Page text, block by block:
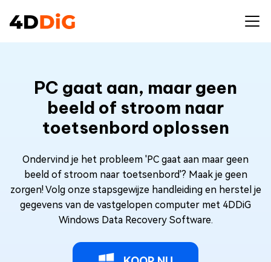
PC gaat aan, maar geen
beeld of stroom naar
toetsenbord oplossen
Ondervind je het probleem 'PC gaat aan maar geen
beeld of stroom naar toetsenbord'? Maak je geen
zorgen! Volg onze stapsgewijze handleiding en herstel je
gegevens van de vastgelopen computer met 4DDiG
Windows Data Recovery Software.